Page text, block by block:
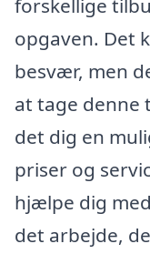
forskellige
opgaven. Det
besvær, men
at tage denne
det dig en
priser og
hjælpe dig
det arbejde,